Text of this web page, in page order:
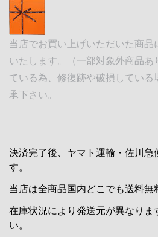
当店でお買い上げいただいた商
いたします。（一部対象外商品
ている為、修復跡や破損している
承下さい。
決済完了後、ヤマト運輸・佐川急
す。
当店は全商品国内どこでも送料無
在庫状況により発送元が異なりま
い。